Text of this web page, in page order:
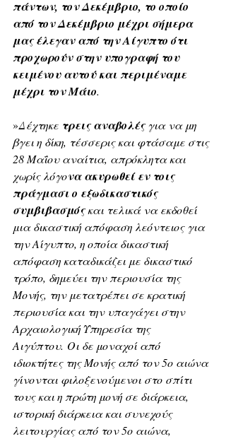
πάντων, τον Δεκέμβριο, το οποίο
από τον Δεκέμβριο μέχρι σήμερα
μας έλεγαν από την Αίγυπτο ότι
προχωρούν στην υπογραφή του
κειμένου αυτού και περιμέναμε
μέχρι τον Μάιο.
»Δέχτηκε τρεις αναβολές για να μη
βγει η δίκη, τέσσερις και φτάσαμε στις
28 Μαΐου αναίτια, απρόκλητα και
χωρίς λόγονα ακυρωθεί εν τοις
πράγμασι ο εξωδικαστικός
συμβιβασμός και τελικά να εκδοθεί
μια δικαστική απόφαση λεόντειος για
την Αίγυπτο, η οποία δικαστική
απόφαση καταδικάζει με δικαστικό
τρόπο, δημεύει την περιουσία της
Μονής, την μετατρέπει σε κρατική
περιουσία και την υπαγάγει στην
Αρχαιολογική Υπηρεσία της
Αιγύπτου. Οι δε μοναχοί από
ιδιοκτήτες της Μονής από τον 5ο αιώνα
γίνονται φιλοξενούμενοι στο σπίτι
τους και η πρώτη μονή σε διάρκεια,
ιστορική διάρκεια και συνεχούς
λειτουργίας από τον 5ο αιώνα,